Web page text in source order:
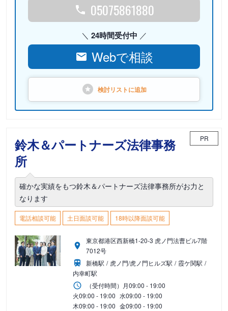
05075861880
24時間受付中
Webで相談
検討リストに追加
鈴木＆パートナーズ法律事務
所
PR
確かな実績をもつ鈴木＆パートナーズ法律事務所がお力と
なります
電話相談可能 土日面談可能 18時以降面談可能
東京都港区西新橋1-20-3 虎ノ門法曹ビル7階
7012号
新橋駅
虎ノ門/虎ノ門ヒルズ駅
霞ケ関駅
内幸町駅
（受付時間） 月09:00 - 19:00
火09:00 - 19:00 水09:00 - 19:00
木09:00 - 19:00 金09:00 - 19:00